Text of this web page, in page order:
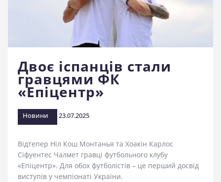
Клуб
Фан-шоп
Правила поведінки на
стадіоні
Двоє іспанців стали
гравцями ФК
«Епіцентр»
Новини 23.07.2025
Відтепер Ніл Кош Монтанья та Хоакін Карлос
Сіфуентес Чалмет гравці футбольного клубу
«Епіцентр». Для обох футболістів – це перший досвід
виступів у чемпіонаті України.